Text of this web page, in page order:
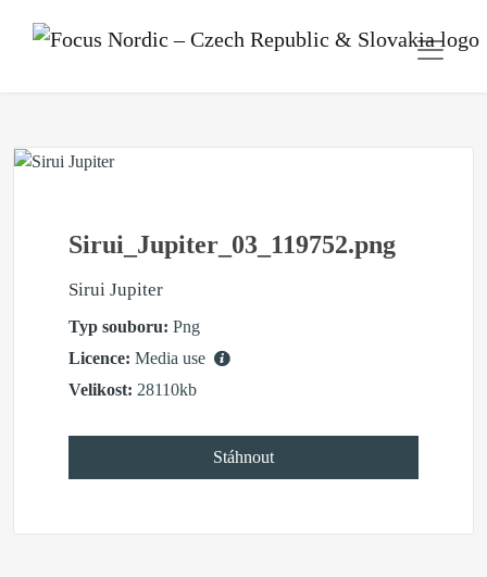
Sirui_Jupiter_03_119752.png
Sirui Jupiter
Typ souboru: Png
Licence: Media use
Velikost: 28110kb
Stáhnout